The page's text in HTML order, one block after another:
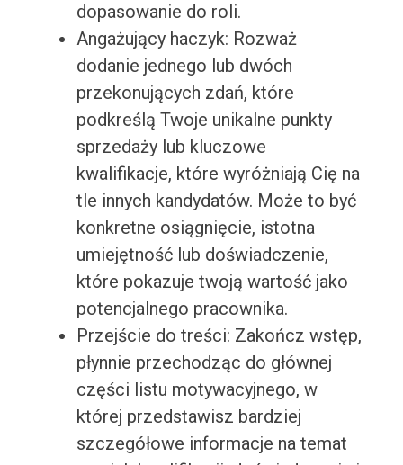
dopasowanie do roli.
Angażujący haczyk: Rozważ
dodanie jednego lub dwóch
przekonujących zdań, które
podkreślą Twoje unikalne punkty
sprzedaży lub kluczowe
kwalifikacje, które wyróżniają Cię na
tle innych kandydatów. Może to być
konkretne osiągnięcie, istotna
umiejętność lub doświadczenie,
które pokazuje twoją wartość jako
potencjalnego pracownika.
Przejście do treści: Zakończ wstęp,
płynnie przechodząc do głównej
części listu motywacyjnego, w
której przedstawisz bardziej
szczegółowe informacje na temat